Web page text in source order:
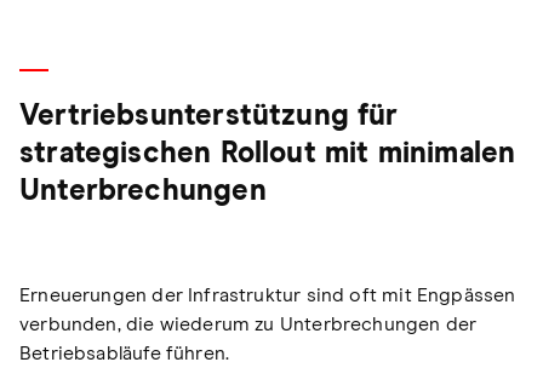
Vertriebsunterstützung für
strategischen Rollout mit minimalen
Unterbrechungen
Erneuerungen der Infrastruktur sind oft mit Engpässen
verbunden, die wiederum zu Unterbrechungen der
Betriebsabläufe führen.